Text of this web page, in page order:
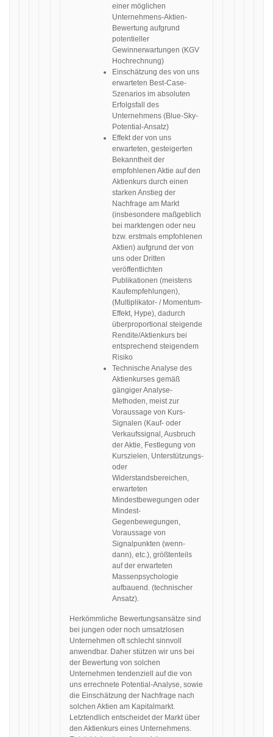
einer möglichen
Unternehmens-Aktien-
Bewertung aufgrund
potentieller
Gewinnerwartungen (KGV
Hochrechnung)
Einschätzung des von uns
erwarteten Best-Case-
Szenarios im absoluten
Erfolgsfall des
Unternehmens (Blue-Sky-
Potential-Ansatz)
Effekt der von uns
erwarteten, gesteigerten
Bekanntheit der
empfohlenen Aktie auf den
Aktienkurs durch einen
starken Anstieg der
Nachfrage am Markt
(insbesondere maßgeblich
bei marktengen oder neu
bzw. erstmals empfohlenen
Aktien) aufgrund der von
uns oder Dritten
veröffentlichten
Publikationen (meistens
Kaufempfehlungen),
(Multiplikator- / Momentum-
Effekt, Hype), dadurch
überproportional steigende
Rendite/Aktienkurs bei
entsprechend steigendem
Risiko
Technische Analyse des
Aktienkurses gemäß
gängiger Analyse-
Methoden, meist zur
Voraussage von Kurs-
Signalen (Kauf- oder
Verkaufssignal, Ausbruch
der Aktie, Festlegung von
Kurszielen, Unterstützungs-
oder
Widerstandsbereichen,
erwarteten
Mindestbewegungen oder
Mindest-
Gegenbewegungen,
Voraussage von
Signalpunkten (wenn-
dann), etc.), größtenteils
auf der erwarteten
Massenpsychologie
aufbauend. (technischer
Ansatz).
Herkömmliche Bewertungsansätze sind
bei jungen oder noch umsatzlosen
Unternehmen oft schlecht sinnvoll
anwendbar. Daher stützen wir uns bei
der Bewertung von solchen
Unternehmen tendenziell auf die von
uns errechnete Potential-Analyse, sowie
die Einschätzung der Nachfrage nach
solchen Aktien am Kapitalmarkt.
Letztendlich entscheidet der Markt über
den Aktienkurs eines Unternehmens.